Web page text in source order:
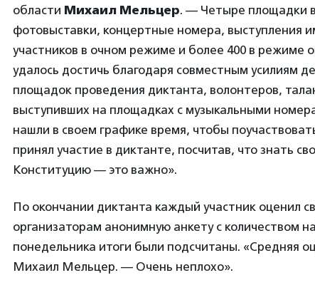
области Михаил Мельцер. — Четыре площадки
фотовыставки, концертные номера, выступления
участников в очном режиме и более 400 в режиме
удалось достичь благодаря совместным усилиям
площадок проведения диктанта, волонтеров,
выступивших на площадках с музыкальными
нашли в своем графике время, чтобы
принял участие в диктанте, посчитав, что знать
Конституцию — это важно».
По окончании диктанта каждый участник оценил
организаторам анонимную анкету с количеством
понедельника итоги были подсчитаны. «Средняя
Михаил Мельцер. — Очень неплохо».